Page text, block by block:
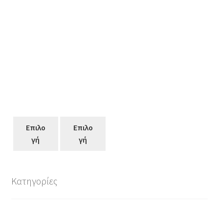
Επιλο
γή
Επιλο
γή
Κατηγορίες